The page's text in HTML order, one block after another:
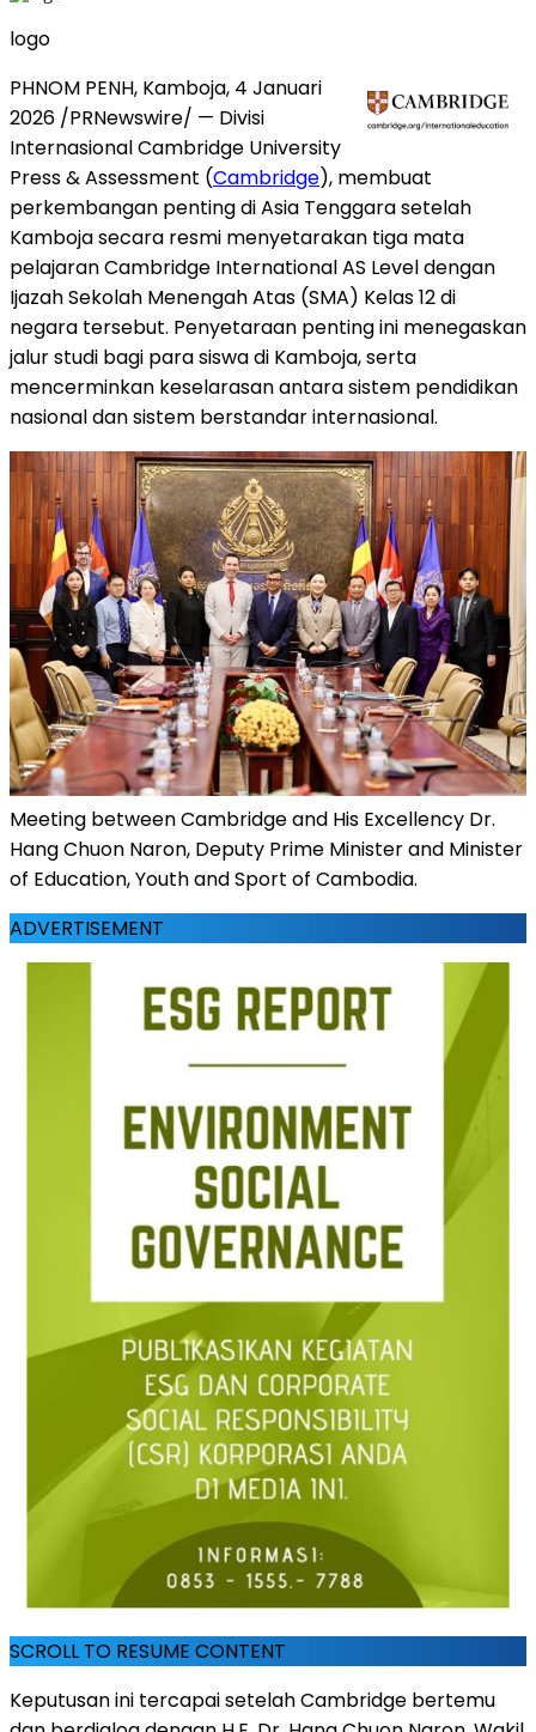
logo
PHNOM PENH, Kamboja, 4 Januari
2026 /PRNewswire/ — Divisi
InternasionalCambridge University
Press & Assessment (Cambridge), membuat
perkembangan penting diAsia Tenggarasetelah
Kamboja secara resmi menyetarakan tiga mata
pelajaran Cambridge International AS Level dengan
Ijazah Sekolah Menengah Atas (SMA) Kelas 12 di
negara tersebut. Penyetaraan penting ini menegaskan
jalur studi bagi para siswa di Kamboja, serta
mencerminkan keselarasan antara sistem pendidikan
nasional dan sistem berstandar internasional.
Meeting between Cambridge and His Excellency Dr.
Hang Chuon Naron, Deputy Prime Minister and Minister
of Education, Youth and Sport of Cambodia.
ADVERTISEMENT
SCROLL TO RESUME CONTENT
Keputusan ini tercapai setelahCambridge bertemu